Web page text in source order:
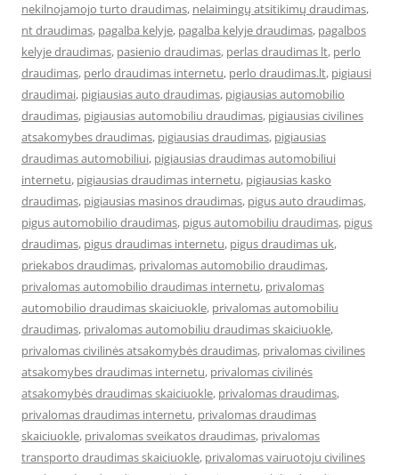
nekilnojamojo turto draudimas, nelaimingų atsitikimų draudimas,
nt draudimas, pagalba kelyje, pagalba kelyje draudimas, pagalbos
kelyje draudimas, pasienio draudimas, perlas draudimas lt, perlo
draudimas, perlo draudimas internetu, perlo draudimas.lt, pigiausi
draudimai, pigiausias auto draudimas, pigiausias automobilio
draudimas, pigiausias automobiliu draudimas, pigiausias civilines
atsakomybes draudimas, pigiausias draudimas, pigiausias
draudimas automobiliui, pigiausias draudimas automobiliui
internetu, pigiausias draudimas internetu, pigiausias kasko
draudimas, pigiausias masinos draudimas, pigus auto draudimas,
pigus automobilio draudimas, pigus automobiliu draudimas, pigus
draudimas, pigus draudimas internetu, pigus draudimas uk,
priekabos draudimas, privalomas automobilio draudimas,
privalomas automobilio draudimas internetu, privalomas
automobilio draudimas skaiciuokle, privalomas automobiliu
draudimas, privalomas automobiliu draudimas skaiciuokle,
privalomas civilinės atsakomybės draudimas, privalomas civilines
atsakomybes draudimas internetu, privalomas civilinės
atsakomybės draudimas skaiciuokle, privalomas draudimas,
privalomas draudimas internetu, privalomas draudimas
skaiciuokle, privalomas sveikatos draudimas, privalomas
transporto draudimas skaiciuokle, privalomas vairuotoju civilines